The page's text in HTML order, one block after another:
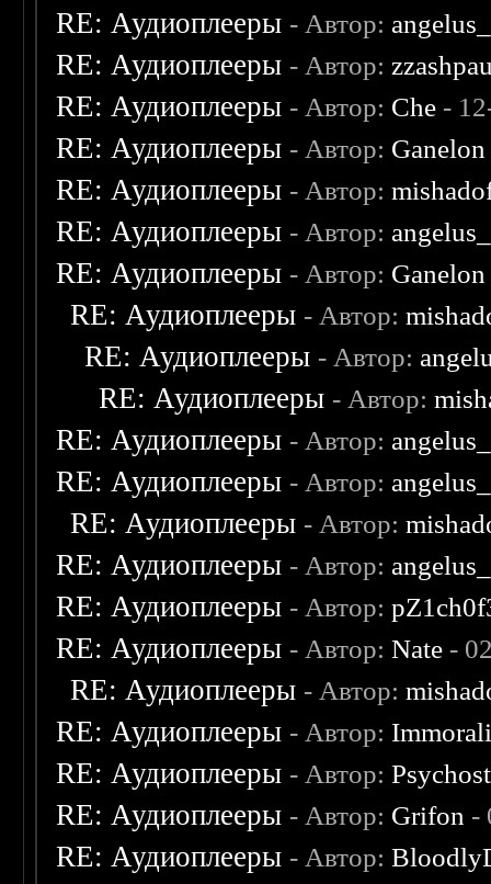
RE: Аудиоплееры - Автор:
RE: Аудиоплееры - Автор:
RE: Аудиоплееры - Автор: Che -
RE: Аудиоплееры - Автор: Ganelon
RE: Аудиоплееры - Автор:
RE: Аудиоплееры - Автор:
RE: Аудиоплееры - Автор: Ganelon
RE: Аудиоплееры - Автор:
RE: Аудиоплееры - Автор:
RE: Аудиоплееры - Автор:
RE: Аудиоплееры - Автор:
RE: Аудиоплееры - Автор:
RE: Аудиоплееры - Автор:
RE: Аудиоплееры - Автор:
RE: Аудиоплееры - Автор:
RE: Аудиоплееры - Автор:Nate -
RE: Аудиоплееры - Автор:
RE: Аудиоплееры - Автор:
RE: Аудиоплееры - Автор:
RE: Аудиоплееры - Автор: Grifon -
RE: Аудиоплееры - Автор: